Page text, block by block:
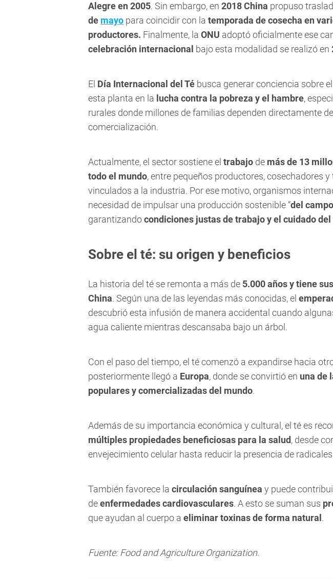
Alegre en 2005. Sin embargo, en 2018 China propuso
de mayo para coincidir con la temporada de cosecha en
productores. Finalmente, la ONU adoptó oficialmente ese
celebración internacional bajo esta modalidad se realizó en
El Día Internacional del Té busca generar conciencia sobre
esta planta en la lucha contra la pobreza y el hambre,
rurales donde millones de familias dependen directamente
comercialización.
Actualmente, el sector sostiene el trabajo de más de 13
todo el mundo, entre pequeños productores, cosechadores
vinculados a la industria. Por ese motivo, organismos
necesidad de impulsar una producción sostenible “del
garantizandocondiciones justas de trabajo y el cuidado
Sobre el té: su origen y beneficios
La historia del té se remonta a más de 5.000 años y tiene
China. Según una de las leyendas más conocidas, el
descubrió esta infusión de manera accidental cuando
agua caliente mientras descansaba bajo un árbol.
Con el paso del tiempo, el té comenzó a expandirse hacia
posteriormente llegó a Europa, donde se convirtió en una de
populares y comercializadas del mundo.
Además de su importancia económica y cultural, el té es
múltiples propiedades beneficiosas para la salud, desde
envejecimiento celular hasta reducir la presencia de
También favorece la circulación sanguínea y puede
deenfermedades cardiovasculares. A esto se suman sus
que ayudan al cuerpo a eliminar toxinas de forma natural .
Fuente: Food and Agriculture Organization.